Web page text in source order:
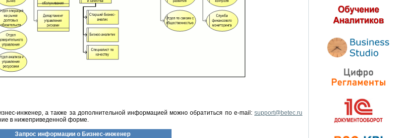
инженер, а также за дополнительной информацией можно обратиться по e-mail:support@betec.ru
в нижеприведенной форме.
Запрос информации о Бизнес-инженер